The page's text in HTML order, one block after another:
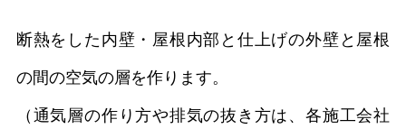
断熱をした内壁・屋根内部と仕上げの外壁と屋根
の間の空気の層を作ります。
（通気層の作り方や排気の抜き方は、各施工会社